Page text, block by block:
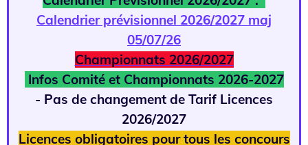
Calendrier prévisionnel 2026/2027 maj
05/07/26
Championnats 2026/2027
Infos Comité et Championnats 2026-2027
- Pas de changement de Tarif Licences
2026/2027
Licences obligatoires pour tous les concours